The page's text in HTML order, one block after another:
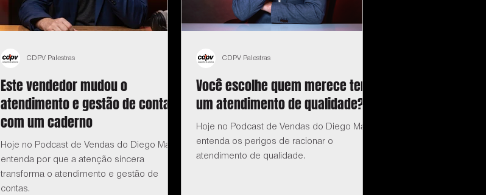
Este vendedor mudou o
atendimento e gestão de contas
com um caderno
Hoje no Podcast de Vendas do Diego Maia:
entenda por que a atenção sincera
transforma o atendimento e gestão de
contas.
CDPV Palestras
Você escolhe quem merece ter
um atendimento de qualidade?
Hoje no Podcast de Vendas do Diego Maia:
entenda os perigos de racionar o
atendimento de qualidade.
CDPV Palestras